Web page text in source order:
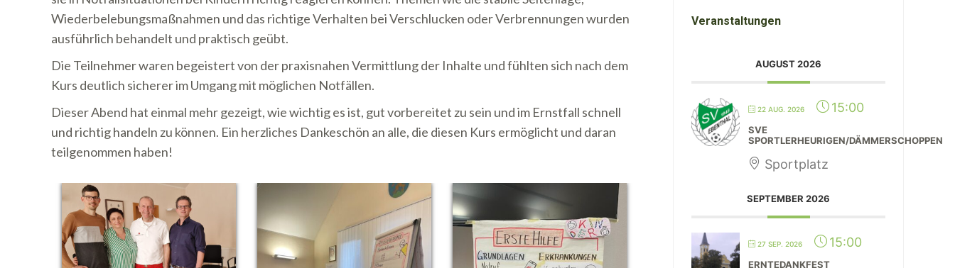
Wiederbelebungsmaßnahmen und das richtige Verhalten bei Verschlucken oder Verbrennungen wurden
ausführlich behandelt und praktisch geübt.
Die Teilnehmer waren begeistert von der praxisnahen Vermittlung der Inhalte und fühlten sich nach dem
Kurs deutlich sicherer im Umgang mit möglichen Notfällen.
Dieser Abend hat einmal mehr gezeigt, wie wichtig es ist, gut vorbereitet zu sein und im Ernstfall schnell
und richtig handeln zu können. Ein herzliches Dankeschön an alle, die diesen Kurs ermöglicht und daran
teilgenommen haben!
Veranstaltungen
AUGUST 2026
22 AUG. 2026 15:00
SVE
SPORTLERHEURIGEN/DÄMMERSCHOPPEN
Sportplatz
SEPTEMBER 2026
27 SEP. 2026 15:00
ERNTEDANKFEST